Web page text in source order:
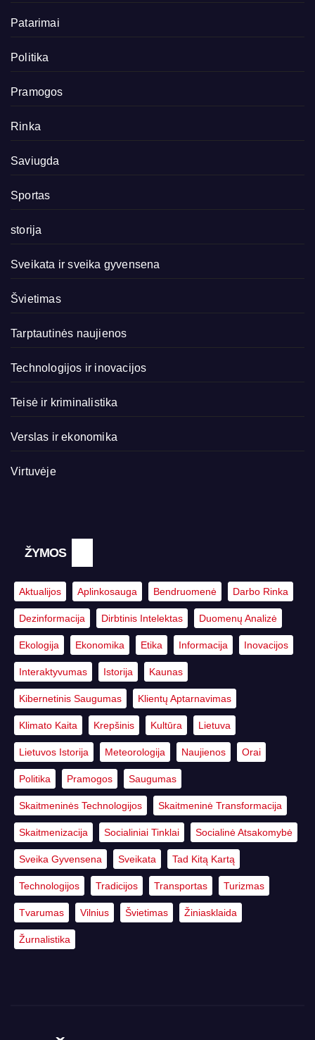
Patarimai
Politika
Pramogos
Rinka
Saviugda
Sportas
storija
Sveikata ir sveika gyvensena
Švietimas
Tarptautinės naujienos
Technologijos ir inovacijos
Teisė ir kriminalistika
Verslas ir ekonomika
Virtuvėje
ŽYMOS
Aktualijos Aplinkosauga Bendruomenė Darbo Rinka
Dezinformacija Dirbtinis Intelektas Duomenų Analizė
Ekologija Ekonomika Etika Informacija Inovacijos
Interaktyvumas Istorija Kaunas
Kibernetinis Saugumas Klientų Aptarnavimas
Klimato Kaita Krepšinis Kultūra Lietuva
Lietuvos Istorija Meteorologija Naujienos Orai
Politika Pramogos Saugumas
Skaitmeninės Technologijos Skaitmeninė Transformacija
Skaitmenizacija Socialiniai Tinklai Socialinė Atsakomybė
Sveika Gyvensena Sveikata Tad Kitą Kartą
Technologijos Tradicijos Transportas Turizmas
Tvarumas Vilnius Švietimas Žiniasklaida
Žurnalistika